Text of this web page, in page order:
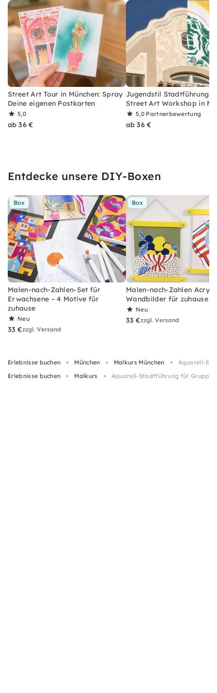
Street Art Tour in München: Spray
Deine eigenen Postkarten
5,0
ab 36 €
Jugendstil Stadtführung
Street Art Workshop in
5,0 Partnerbewertung
ab 36 €
Entdecke unsere DIY-Boxen
Box
Malen-nach-Zahlen-Set für
Erwachsene – 4 Motive für
zuhause
Neu
33 €zzgl. Versand
Box
Malen-nach-Zahlen Acryl-
Wandbilder für zuhause
Neu
33 €zzgl. Versand
Erlebnisse buchen München Malkurs München
Aquarell-
Erlebnisse buchen
Malkurs Aquarell-Stadtführung für